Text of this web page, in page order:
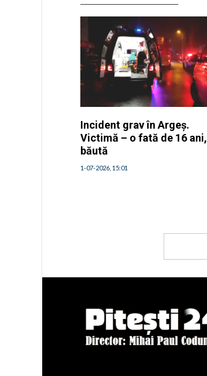
Incident grav în Argeș.
Victimă – o fată de 16 ani,
băută
1-07-2026, 15:01